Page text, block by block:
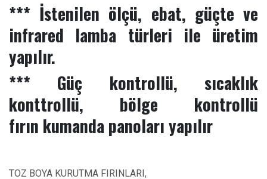
*** İstenilen ölçü, ebat, güçte ve
infrared lamba türleri ile üretim
yapılır.
*** Güç kontrollü, sıcaklık
konttrollü, bölge kontrollü
fırın kumanda panoları yapılır
TOZ BOYA KURUTMA FIRINLARI,